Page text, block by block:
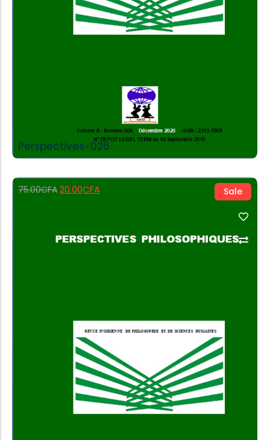
Perspectives-026
Sale
75.00CFA 20.00CFA
Add to Cart